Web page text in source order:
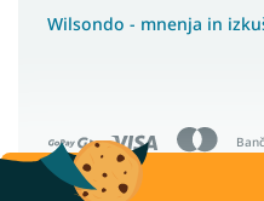
Wilsondo - mnenja in